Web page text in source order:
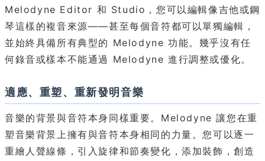
Melodyne Editor 和 Studio，您可以編輯像吉他或鋼
琴這樣的複音來源——甚至每個音符都可以單獨編輯，
並始終具備所有典型的 Melodyne 功能。幾乎沒有任
何錄音或樣本不能通過 Melodyne 進行調整或優化。
適應、重塑、重新發明音樂
音樂的背景與音符本身同樣重要。Melodyne 讓您在重
塑音樂背景上擁有與音符本身相同的力量。您可以逐一
重繪人聲線條，引入旋律和節奏變化，添加裝飾，創造